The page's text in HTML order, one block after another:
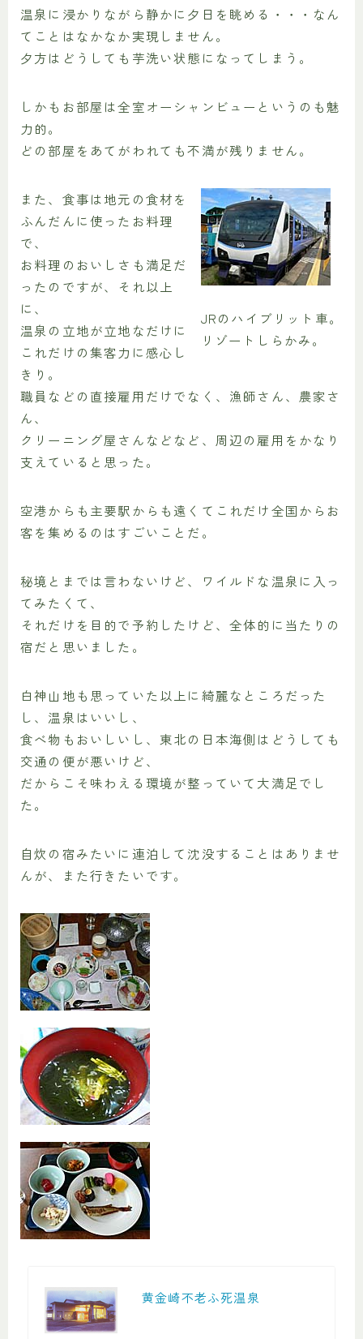
温泉に浸かりながら静かに夕日を眺める・・・なん
てことはなかなか実現しません。
夕方はどうしても芋洗い状態になってしまう。
しかもお部屋は全室オーシャンビューというのも魅
力的。
どの部屋をあてがわれても不満が残りません。
JRのハイブリット車。
リゾートしらかみ。
また、食事は地元の食材を
ふんだんに使ったお料理
で、
お料理のおいしさも満足だ
ったのですが、それ以上
に、
温泉の立地が立地なだけに
これだけの集客力に感心し
きり。
職員などの直接雇用だけでなく、漁師さん、農家さ
ん、
クリーニング屋さんなどなど、周辺の雇用をかなり
支えていると思った。
空港からも主要駅からも遠くてこれだけ全国からお
客を集めるのはすごいことだ。
秘境とまでは言わないけど、ワイルドな温泉に入っ
てみたくて、
それだけを目的で予約したけど、全体的に当たりの
宿だと思いました。
白神山地も思っていた以上に綺麗なところだった
し、温泉はいいし、
食べ物もおいしいし、東北の日本海側はどうしても
交通の便が悪いけど、
だからこそ味わえる環境が整っていて大満足でし
た。
自炊の宿みたいに連泊して沈没することはありませ
んが、また行きたいです。
黄金崎不老ふ死温泉